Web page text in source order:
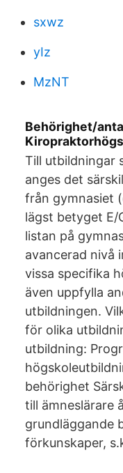
sxwz
yIz
MzNT
Behörighet/
Till utbildningar
anges det
från gymnasiet
lägst betyget E/
listan på
avancerad nivå
vissa specifika
även uppfylla
utbildningen.
för olika
utbildning:
behörighet
till ämneslärare
grundläggande
förkunskaper,